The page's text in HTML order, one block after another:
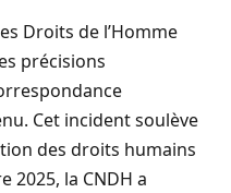
Droits de l’Homme
précisions
Cet incident soulève
des droits humains
2025, la CNDH a